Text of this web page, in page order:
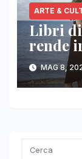
ARTE &
Libri
rende
MAG 8,